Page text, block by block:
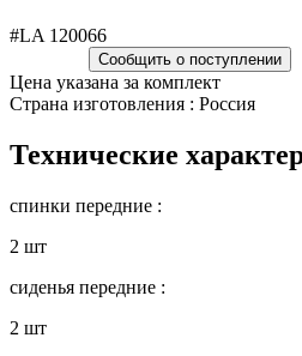
#LA 120066
Сообщить о поступлении
Цена указана за комплект
Страна изготовления : Россия
Технические
спинки передние :
2 шт
сиденья передние :
2 шт